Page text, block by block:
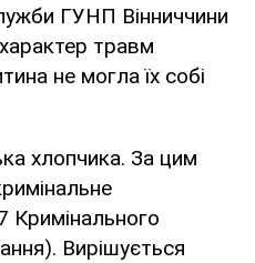
ГУНП Вінниччини
травм
не могла їх собі
хлопчика. За цим
Кримінального
Вирішується